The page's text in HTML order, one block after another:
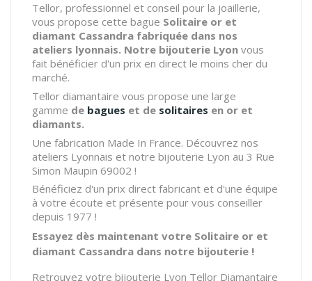
Tellor, professionnel et conseil pour la joaillerie,
vous propose cette bague Solitaire or et
diamant Cassandra fabriquée dans nos
ateliers lyonnais. Notre bijouterie Lyon vous
fait bénéficier d'un prix en direct le moins cher du
marché.
Tellor diamantaire vous propose une large
gamme de bagues et de solitaires en or et
diamants.
Une fabrication Made In France. Découvrez nos
ateliers Lyonnais et notre bijouterie Lyon au 3 Rue
Simon Maupin 69002 !
Bénéficiez d'un prix direct fabricant et d'une équipe
à votre écoute et présente pour vous conseiller
depuis 1977 !
Essayez dès maintenant votre Solitaire or et
diamant Cassandra dans notre bijouterie !
Retrouvez votre bijouterie Lyon Tellor Diamantaire